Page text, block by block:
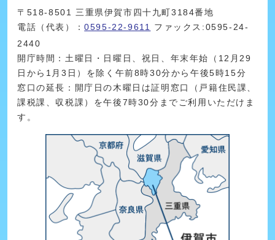
〒518-8501 三重県伊賀市四十九町3184番地
電話（代表）：0595-22-9611
ファックス:0595-24-
2440
開庁時間：土曜日・日曜日、祝日、年末年始（12月29
日から1月3日）を除く午前8時30分から午後5時15分
窓口の延長：開庁日の木曜日は証明窓口（戸籍住民課、
課税課、収税課）を午後7時30分までご利用いただけま
す。